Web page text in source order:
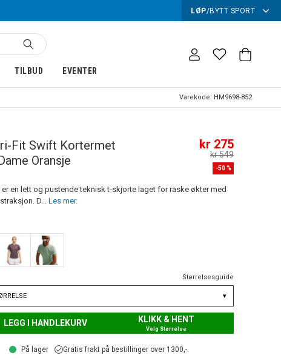
LØP/BYTT SPORT
TILBUD EVENTER
Varekode: HM9698-852
-50 %
Fit Swift Kortermet
Oransje
kr 275
kr 549
en lett og pustende teknisk t‑skjorte laget for raske økter med
D... Les mer.
Størrelsesguide
▾
LEGG I HANDLEKURV KLIKK & HENT
Velg Størrelse
På lager Gratis frakt på bestillinger over 1300,-.